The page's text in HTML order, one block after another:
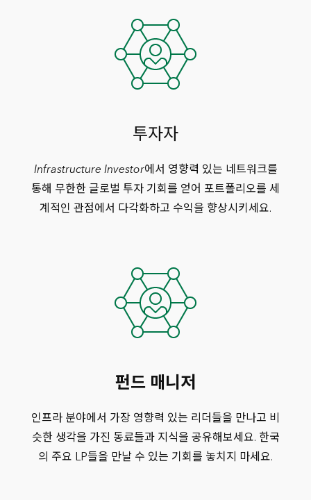
투자자
Infrastructure Investor에서 영향력 있는 네트워크를
통해 무한한 글로벌 투자 기회를 얻어 포트폴리오를 세
계적인 관점에서 다각화하고 수익을 향상시키세요.
펀드 매니저
인프라 분야에서 가장 영향력 있는 리더들을 만나고 비
슷한 생각을 가진 동료들과 지식을 공유해보세요. 한국
의 주요 LP들을 만날 수 있는 기회를 놓치지 마세요.